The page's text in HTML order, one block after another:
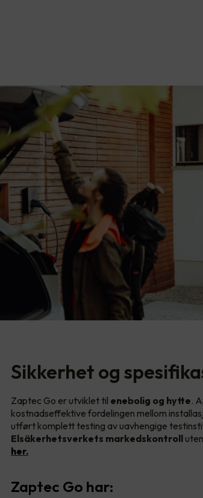
Sikkerhet og
Zaptec Go er utviklet til enebolig og hytte.
kostnadseffektive fordelingen mellom
utført komplett testing av uavhengige
Elsäkerhetsverkets markedskontroll
her.
Zaptec Go har: